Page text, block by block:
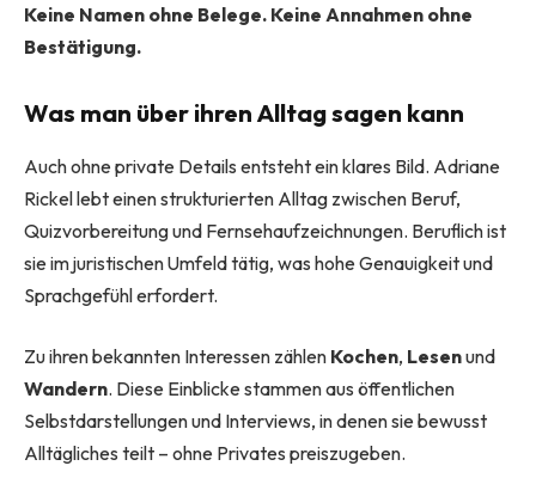
Keine Namen ohne Belege. Keine Annahmen ohne
Bestätigung.
Was man über ihren Alltag sagen kann
Auch ohne private Details entsteht ein klares Bild. Adriane
Rickel lebt einen strukturierten Alltag zwischen Beruf,
Quizvorbereitung und Fernsehaufzeichnungen. Beruflich ist
sie im juristischen Umfeld tätig, was hohe Genauigkeit und
Sprachgefühl erfordert.
Zu ihren bekannten Interessen zählen Kochen, Lesenund
Wandern. Diese Einblicke stammen aus öffentlichen
Selbstdarstellungen und Interviews, in denen sie bewusst
Alltägliches teilt – ohne Privates preiszugeben.